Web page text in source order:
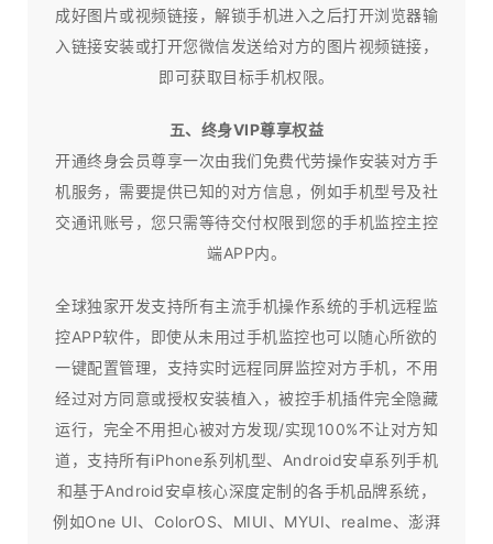
成好图片或视频链接，解锁手机进入之后打开浏览器输
入链接安装或打开您微信发送给对方的图片视频链接，
即可获取目标手机权限。
五、终身VIP尊享权益
开通终身会员尊享一次由我们免费代劳操作安装对方手
机服务，需要提供已知的对方信息，例如手机型号及社
交通讯账号，您只需等待交付权限到您的手机监控主控
端APP内。
全球独家开发支持所有主流手机操作系统的手机远程监
控APP软件，即使从未用过手机监控也可以随心所欲的
一键配置管理，支持实时远程同屏监控对方手机，不用
经过对方同意或授权安装植入，被控手机插件完全隐藏
运行，完全不用担心被对方发现/实现100%不让对方知
道，支持所有iPhone系列机型、Android安卓系列手机
和基于Android安卓核心深度定制的各手机品牌系统，
例如One UI、ColorOS、MIUI、MYUI、realme、澎湃